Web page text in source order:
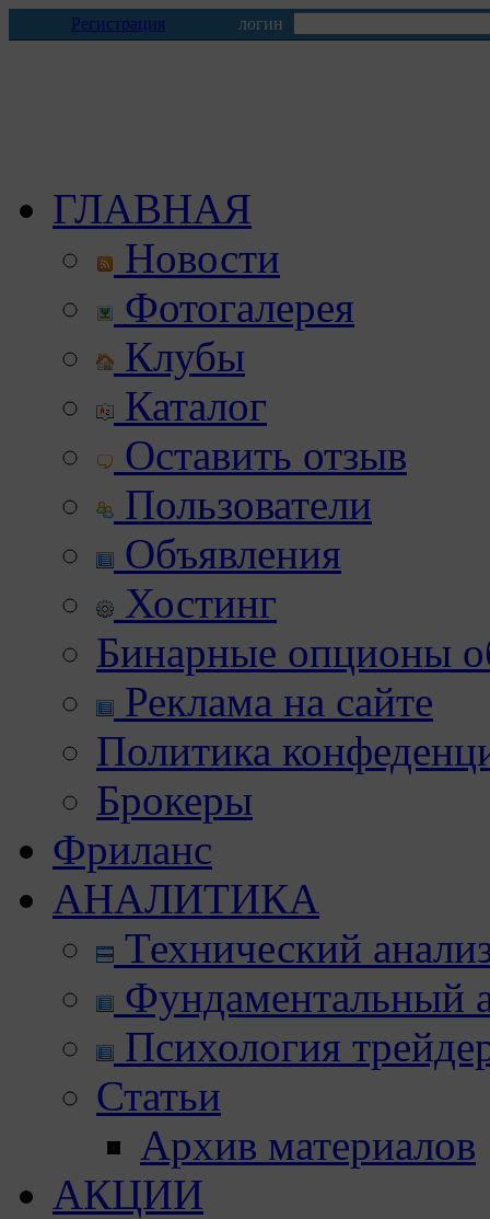
Регистрация логин
ГЛАВНАЯ
Новости
Фотогалерея
Клубы
Каталог
Оставить отзыв
Пользователи
Объявления
Хостинг
Бинарные опционы
Реклама на сайте
Политика
Брокеры
Фриланс
АНАЛИТИКА
Технический
Фундаментальный
Психология
Статьи
Архив материалов
АКЦИИ